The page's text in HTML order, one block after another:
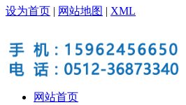
设为首页 | 网站地图 | XML
网站首页